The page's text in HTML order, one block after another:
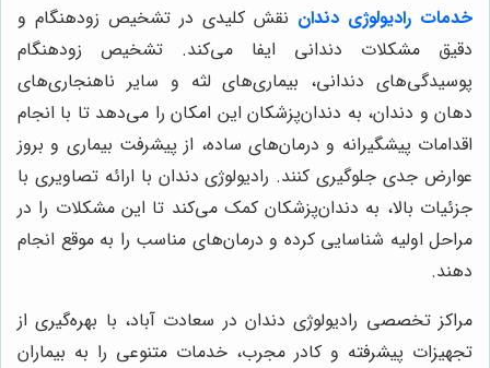
خدمات رادیولوژی دندان نقش کلیدی در تشخیص زودهنگام و
دقیق مشکلات دندانی ایفا می‌کند. تشخیص زودهنگام
پوسیدگی‌های دندانی، بیماری‌های لثه و سایر ناهنجاری‌های
دهان و دندان، به دندان‌پزشکان این امکان را می‌دهد تا با انجام
اقدامات پیشگیرانه و درمان‌های ساده، از پیشرفت بیماری و بروز
عوارض جدی جلوگیری کنند. رادیولوژی دندان با ارائه تصاویری با
جزئیات بالا، به دندان‌پزشکان کمک می‌کند تا این مشکلات را در
مراحل اولیه شناسایی کرده و درمان‌های مناسب را به موقع انجام
دهند.
مراکز تخصصی رادیولوژی دندان در سعادت آباد، با بهره‌گیری از
تجهیزات پیشرفته و کادر مجرب، خدمات متنوعی را به بیماران